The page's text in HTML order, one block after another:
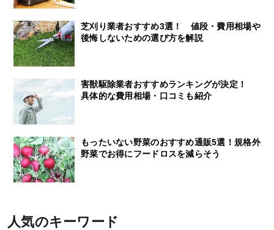
芝刈り業者おすすめ3選！ 値段・費用相場や
後悔しないための選び方を解説
害獣駆除業者おすすめランキングが決定！
具体的な費用相場・口コミも紹介
もったいない野菜のおすすめ通販5選！規格外
野菜でお得にフードロスを減らそう
人気のキーワード